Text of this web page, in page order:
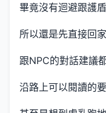
畢竟沒有迴避跟護
所以還是先直接回
跟NPC的對話建議
沿路上可以閱讀的